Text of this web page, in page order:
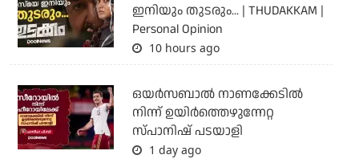
ഇനിയും തുടരും... | THUDAKKAM |
Personal Opinion
10 hours ago
ഒയര്‍സബാൽ നാണക്കേടിൽ
നിന്ന് ഉയിർത്തെഴുന്നേറ്റ
സ്പാനിഷ് പടയാളി
1 day ago